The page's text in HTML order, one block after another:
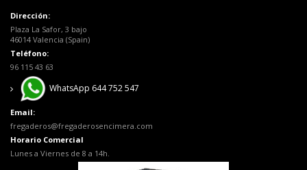
Dirección:
Plaza La Safor, 3 bajo
46014 Valencia (Spain)
Teléfono:
96 115 43 63
WhatsApp 644 752 547
Email:
fregaderos@fregaderosencimera.com
Horario Comercial
Lunes a Viernes de 8 a 14h.